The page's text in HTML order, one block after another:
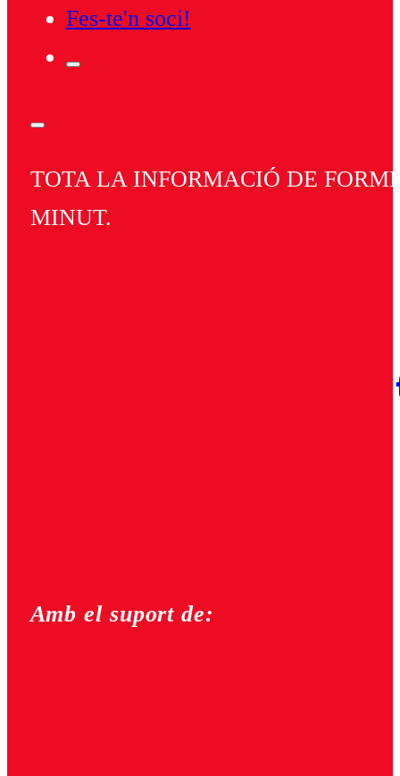
Fes-te'n soci!
TOTA LA INFORMACIÓ DE
MINUT.
Amb el suport de: